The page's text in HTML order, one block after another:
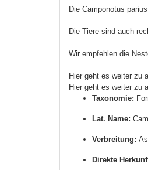
Die Camponotus
Die Tiere sind auch
Wir empfehlen die
Hier geht es weiter zu
Hier geht es weiter zu
Taxonomie:
Lat. Name:
Verbreitung:
Direkte